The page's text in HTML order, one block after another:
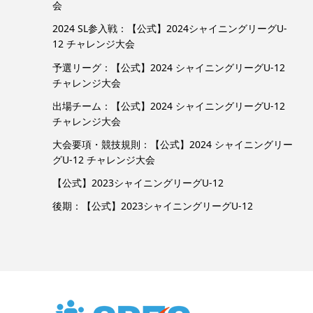
会
2024 SL参入戦：【公式】2024シャイニングリーグU-
12 チャレンジ大会
予選リーグ：【公式】2024 シャイニングリーグU-12
チャレンジ大会
出場チーム：【公式】2024 シャイニングリーグU-12
チャレンジ大会
大会要項・競技規則：【公式】2024 シャイニングリー
グU-12 チャレンジ大会
【公式】2023シャイニングリーグU-12
後期：【公式】2023シャイニングリーグU-12